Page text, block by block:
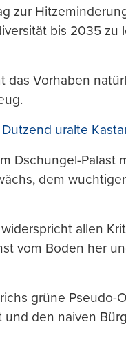
zur
bis 2035 zu
das Vorhaben
uralte
Dschungel-Palast
dem
allen
vom Boden her
grüne Pseudo-
den naiven